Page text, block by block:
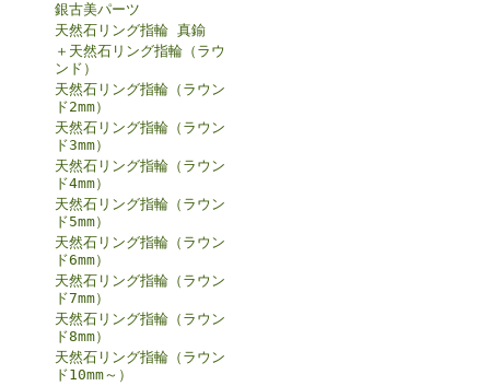
銀古美パーツ
天然石リング指輪 真鍮
＋天然石リング指輪（ラウ
ンド）
天然石リング指輪（ラウン
ド2mm）
天然石リング指輪（ラウン
ド3mm）
天然石リング指輪（ラウン
ド4mm）
天然石リング指輪（ラウン
ド5mm）
天然石リング指輪（ラウン
ド6mm）
天然石リング指輪（ラウン
ド7mm）
天然石リング指輪（ラウン
ド8mm）
天然石リング指輪（ラウン
ド10mm～）